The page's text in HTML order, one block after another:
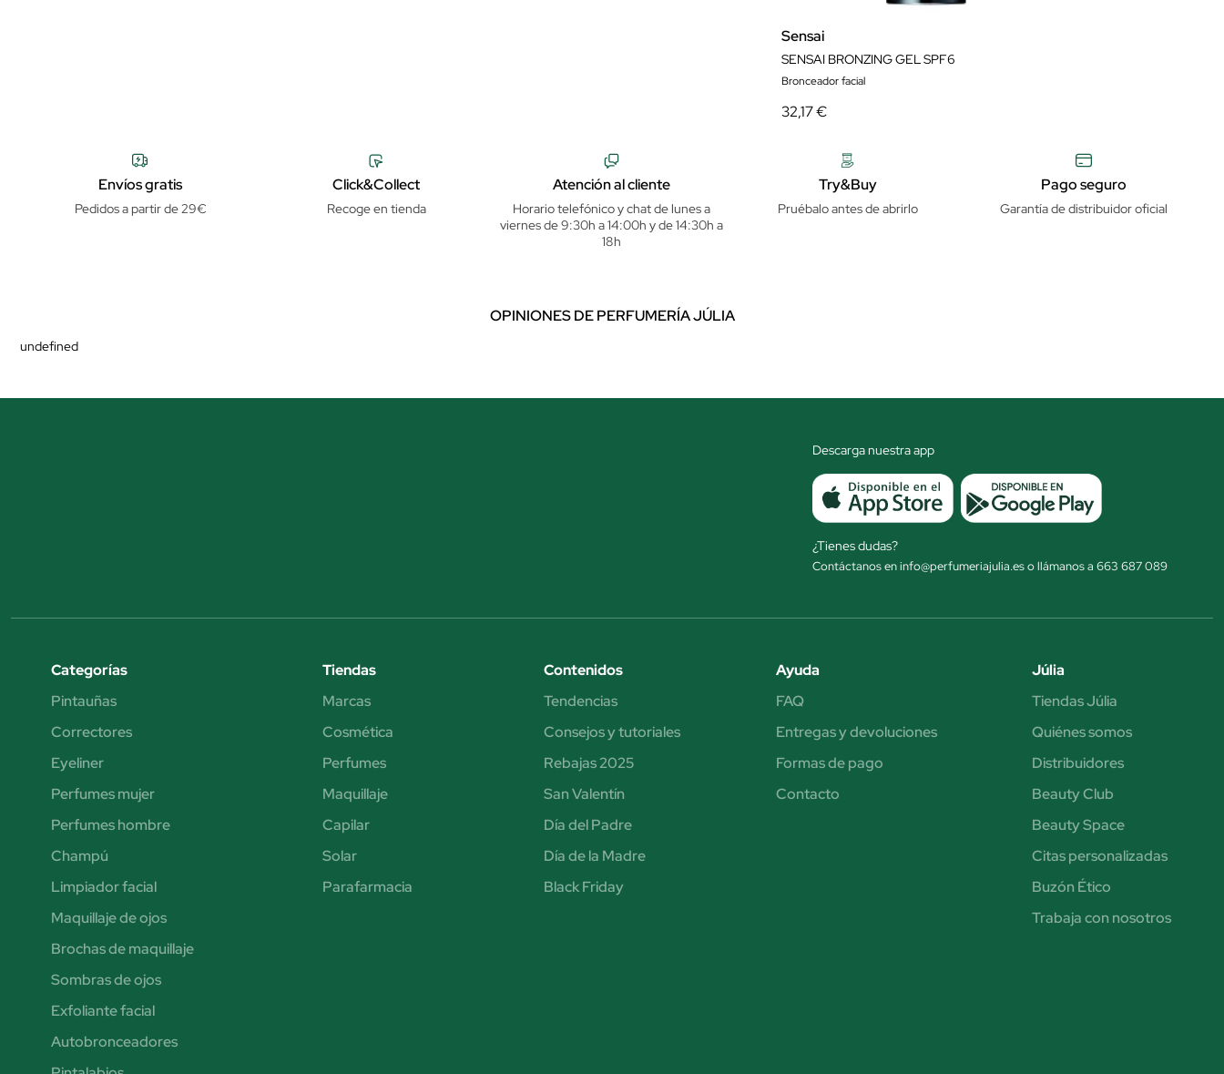
Sensai
SENSAI BRONZING GEL SPF6
Bronceador facial
32,17 €
Envíos gratis
Pedidos a partir de 29€
Click&Collect
Recoge en tienda
Atención al cliente
Horario telefónico y chat de lunes a
viernes de 9:30h a 14:00h y de 14:30h a
18h
Try&Buy
Pruébalo antes de abrirlo
Pago seguro
Garantía de distribuidor oficial
OPINIONES DE PERFUMERÍA JÚLIA
undefined
Descarga nuestra app
¿Tienes dudas?
Contáctanos en info@perfumeriajulia.es o llámanos a 663 687 089
Categorías
Pintauñas
Correctores
Eyeliner
Perfumes mujer
Perfumes hombre
Champú
Limpiador facial
Maquillaje de ojos
Brochas de maquillaje
Sombras de ojos
Exfoliante facial
Autobronceadores
Tiendas
Marcas
Cosmética
Perfumes
Maquillaje
Capilar
Solar
Parafarmacia
Contenidos
Tendencias
Consejos y tutoriales
Rebajas 2025
San Valentín
Día del Padre
Día de la Madre
Black Friday
Ayuda
FAQ
Entregas y devoluciones
Formas de pago
Contacto
Júlia
Tiendas Júlia
Quiénes somos
Distribuidores
Beauty Club
Beauty Space
Citas personalizadas
Buzón Ético
Trabaja con nosotros